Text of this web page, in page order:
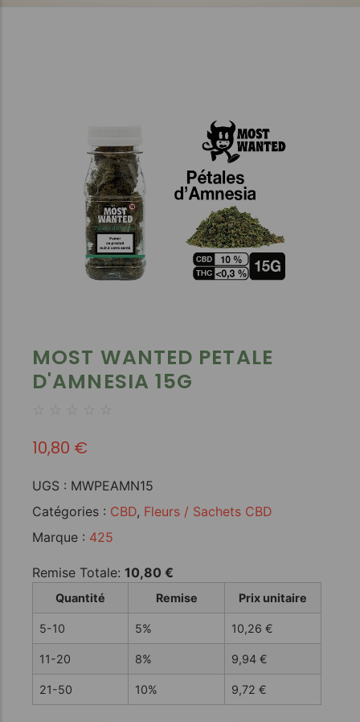
MOST WANTED PETALE
D'AMNESIA 15G
☆ ☆ ☆ ☆ ☆
10,80 €
UGS : MWPEAMN15
Catégories : CBD, Fleurs / Sachets CBD
Marque : 425
Remise Totale: 10,80 €
Quantité Remise Prix unitaire
5-10 5% 10,26 €
11-20 8% 9,94 €
21-50 10% 9,72 €